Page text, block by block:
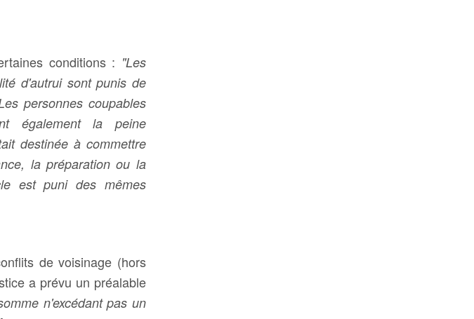
conditions : "Les
d'autrui sont punis de
personnes coupables
également la peine
destinée à commettre
la préparation ou la
est puni des mêmes
de voisinage (hors
a prévu un préalable
n'excédant pas un